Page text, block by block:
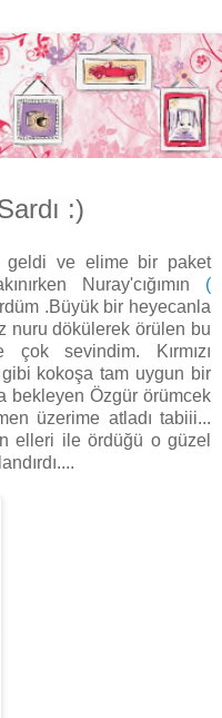
:)
geldi ve elime bir paket
Nuray'cığımın (
.Büyük bir heyecanla
nuru dökülerek örülen bu
sevindim. Kırmızı
kokoşa tam uygun bir
bekleyen Özgür örümcek
üzerime atladı tabiii...
elleri ile ördüğü o güzel